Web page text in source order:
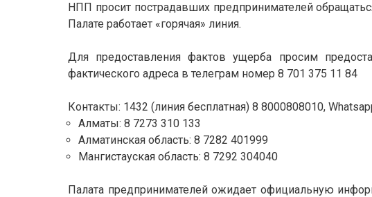
НПП просит пострадавших предпринимателей
Палате работает «горячая» линия.
Для предоставления фактов ущерба просим
фактического адреса в телеграм номер 8 701 375 11 84
Контакты: 1432 (линия бесплатная) 8 8000808010,
Алматы: 8 7273 310 133
Алматинская область: 8 7282 401999
Мангистауская область: 8 7292 304040
Палата предпринимателей ожидает официальную